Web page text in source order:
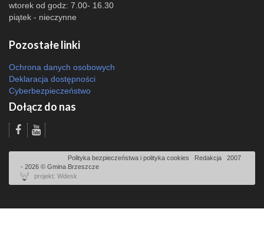
wtorek od godz: 7.00- 16.30
piątek - nieczynne
Pozostałe linki
Ochrona danych osobowych
Deklaracja dostępności
Cyberbezpieczeństwo
Dołącz do nas
Polityka bezpieczeństwa i polityka cookies Redakcja
2007
- 2026 © Gmina Brzeszcze
projekt: Wdesk